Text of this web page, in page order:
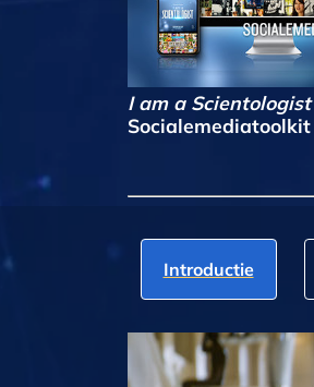
I am a Scientologist
Socialemediatoolkit
Introductie